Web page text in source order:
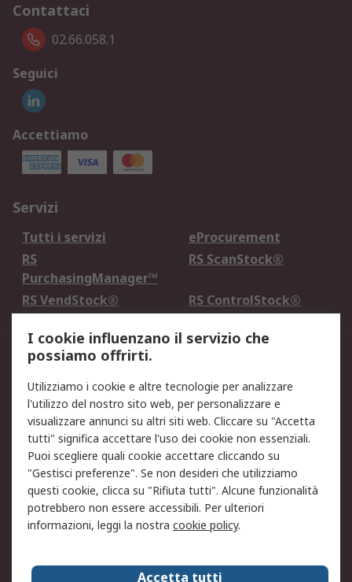
Contattaci
02.66.058.1
Seguici
Accettiamo
Servizi
Tutti i servizi
eProcurement
RS
PurchasingManager™
RS ScanStock®
RS VendStock®
RS ControlStock®
Legale
Informativa Cookie
Informativa Privacy -
Aggiornata
Email Security
Termini d'uso
Condizioni di vendita
Condizioni generali di
servizio
Etica e responsabilità
Chi Siamo
Chi Siamo
Contattaci
I cookie influenzano il servizio che
possiamo offrirti.
Utilizziamo i cookie e altre tecnologie per analizzare
l'utilizzo del nostro sito web, per personalizzare e
visualizzare annunci su altri siti web. Cliccare su "Accetta
tutti" significa accettare l'uso dei cookie non essenziali.
Puoi scegliere quali cookie accettare cliccando su
"Gestisci preferenze". Se non desideri che utilizziamo
questi cookie, clicca su "Rifiuta tutti". Alcune funzionalità
potrebbero non essere accessibili. Per ulteriori
informazioni, leggi la nostra cookie policy.
Accetta tutti